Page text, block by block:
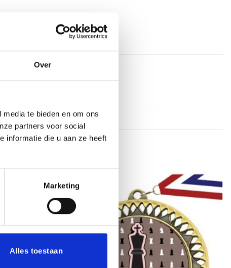
Over
te bieden en om ons
partners voor social
informatie die u aan ze heeft
Marketing
Alles toestaan
verlanglijst